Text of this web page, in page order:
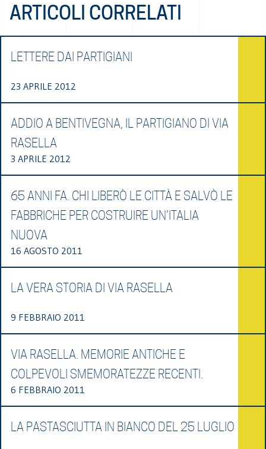
ARTICOLI CORRELATI
LETTERE DAI PARTIGIANI
23 APRILE 2012
ADDIO A BENTIVEGNA, IL PARTIGIANO DI VIA
RASELLA
3 APRILE 2012
65 ANNI FA. CHI LIBERÒ LE CITTÀ E SALVÒ LE
FABBRICHE PER COSTRUIRE UN’ITALIA
NUOVA
16 AGOSTO 2011
LA VERA STORIA DI VIA RASELLA
9 FEBBRAIO 2011
VIA RASELLA. MEMORIE ANTICHE E
COLPEVOLI SMEMORATEZZE RECENTI.
6 FEBBRAIO 2011
LA PASTASCIUTTA IN BIANCO DEL 25 LUGLIO